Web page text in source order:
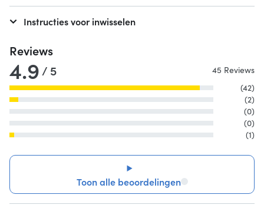
Instructies voor inwisselen
Reviews
4.9 / 5
45 Reviews
(42)
(2)
(0)
(0)
(1)
Toon alle beoordelingen